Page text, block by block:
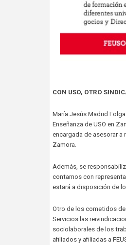
CON USO, OTRO
María Jesús Madrid
Enseñanza de USO en
encargada de asesorar a
Zamora.
Además, se
contamos con
estará a disposición de
Otro de los cometidos
Servicios las
sociolaborales de los
afiliados y afiliadas a